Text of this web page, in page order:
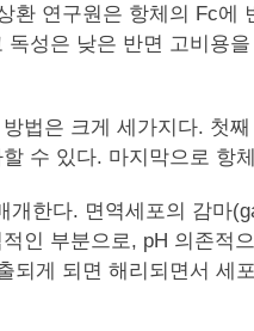
환 연구원은 항체의 Fc
성은 낮은 반면 고비용
법은 크게 세가지다. 첫
수 있다. 마지막으로 항
개한다. 면역세포의 감마
인 부분으로, pH 의존적
되게 되면 해리되면서